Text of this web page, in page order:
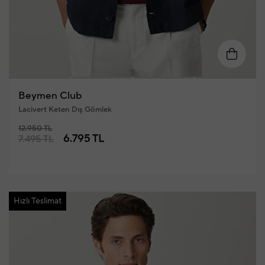
XL XXL
Beymen Club
Lacivert Keten Dış Gömlek
12.950 TL
7.495 TL 6.795 TL
Hızlı Teslimat